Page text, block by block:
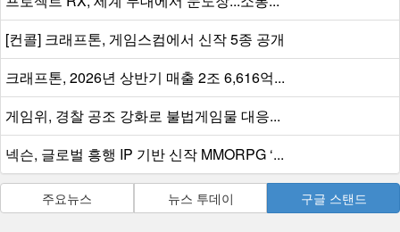
[컨콜] 크래프톤, 게임스컴에서 신작 5종 공개
크래프톤, 2026년 상반기 매출 2조 6,616억...
게임위, 경찰 공조 강화로 불법게임물 대응...
넥슨, 글로벌 흥행 IP 기반 신작 MMORPG ‘...
주요뉴스 뉴스 투데이 구글 스탠드